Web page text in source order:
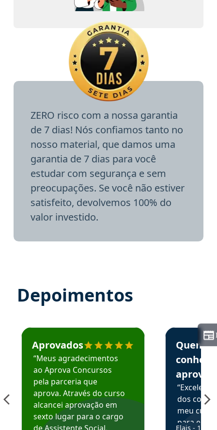
ZERO risco com a nossa garantia
de 7 dias! Nós confiamos tanto no
nosso material, que damos uma
garantia de 7 dias para você
estudar com segurança e sem
preocupações. Se você não estiver
satisfeito, devolvemos 100% do
valor investido.
Depoimentos
Estudante José recomenda o Aprova Concursos em
Aprovados
“Meus agradecimentos
ao Aprova Concursos
pela parceria que
aprova. Através do curso
alcancei aprovação em
sexto lugar para o cargo
Estudante
Quem
aprova
dos
meu
para
Elais - 15/